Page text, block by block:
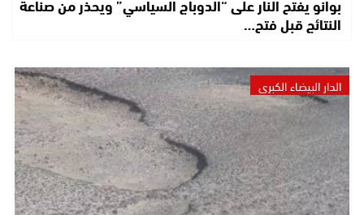
النتائج قبل فتح…
الدار البيضاء الكبرى